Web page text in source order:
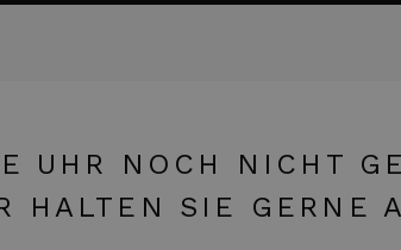
UHR NOCH NICHT
HALTEN SIE GERNE